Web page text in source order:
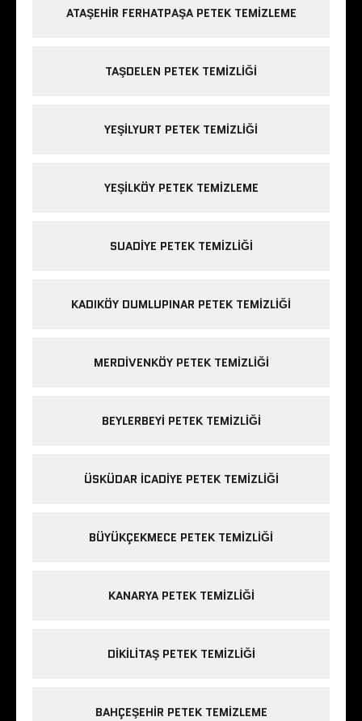
ATAŞEHIR FERHATPAŞA PETEK TEMIZLEME
TAŞDELEN PETEK TEMIZLIĞI
YEŞILYURT PETEK TEMIZLIĞI
YEŞILKÖY PETEK TEMIZLEME
SUADIYE PETEK TEMIZLIĞI
KADIKÖY DUMLUPINAR PETEK TEMIZLIĞI
MERDIVENKÖY PETEK TEMIZLIĞI
BEYLERBEYI PETEK TEMIZLIĞI
ÜSKÜDAR ICADIYE PETEK TEMIZLIĞI
BÜYÜKÇEKMECE PETEK TEMIZLIĞI
KANARYA PETEK TEMIZLIĞI
DIKILITAŞ PETEK TEMIZLIĞI
BAHÇEŞEHIR PETEK TEMIZLEME